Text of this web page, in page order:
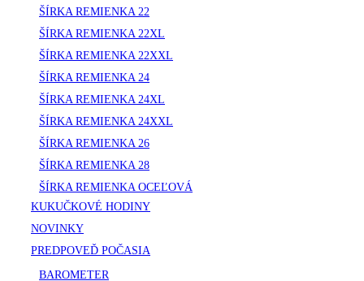
ŠÍRKA REMIENKA 22
ŠÍRKA REMIENKA 22XL
ŠÍRKA REMIENKA 22XXL
ŠÍRKA REMIENKA 24
ŠÍRKA REMIENKA 24XL
ŠÍRKA REMIENKA 24XXL
ŠÍRKA REMIENKA 26
ŠÍRKA REMIENKA 28
ŠÍRKA REMIENKA OCEĽOVÁ
KUKUČKOVÉ HODINY
NOVINKY
PREDPOVEĎ POČASIA
BAROMETER